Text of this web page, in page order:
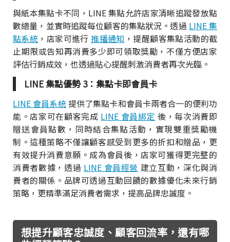
與紙本集點卡不同，LINE 集點允許店家清晰追蹤發放點
數總量，並實時追蹤每位顧客的集點狀況。透過 LINE 集
點系統 ，店家可進行推播通知 ，提醒顧客集點活動的截
止期限或告知再消費多少即可領取獎勵，不僅方便店家
評估行銷成效，也透過貼心提醒刺激消費者再次光臨。
LINE 集點優勢 3：集點卡即會員卡
LINE 會員系統提供了集點卡和會員卡兩者合一的便利功
能。店家可在顧客完成 LINE 會員綁定 後，每次消費即
贈送會員點數，同時結合集點活動，實現雙重獎勵機
制。這種策略不僅讓顧客感受到更多的折扣和贈品，更
有效提升消費意願。成為會員後，店家可獲得更完整的
消費者數據，透過 LINE 會員經營 建立互動，深化與消
費者的關係。品牌可透過互動回饋的數據優化未來行銷
策略，更精準滿足消費者需求，提高品牌忠誠度。
想提升顧客忠誠度、顧客回流率，還有哪